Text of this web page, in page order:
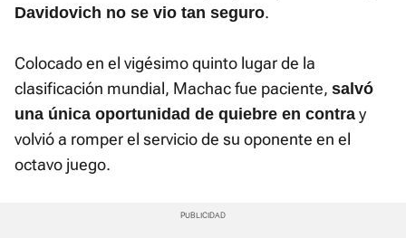
Davidovich no se vio tan seguro.
Colocado en el vigésimo quinto lugar de la
clasificación mundial, Machac fue paciente, salvó
una única oportunidad de quiebre en contra y
volvió a romper el servicio de su oponente en el
octavo juego.